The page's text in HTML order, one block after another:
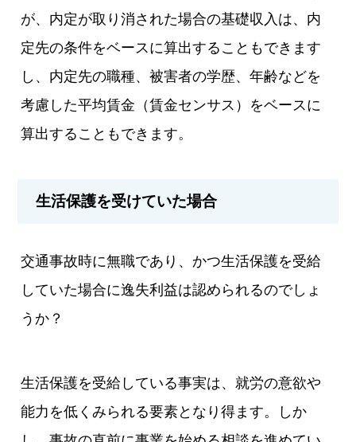
が、内定が取り消された場合の基礎収入は、内
定先の条件をベースに算出することもできます
し、内定先の職種、被害者の学歴、年齢などを
考慮した平均賃金（賃金センサス）をベースに
算出することもできます。
生活保護を受けていた場合
交通事故時に無職であり、かつ生活保護を受給
していた場合に逸失利益は認められるのでしょ
うか？
生活保護を受給している事実は、就労の意欲や
能力を低くみられる要素となり得ます。しか